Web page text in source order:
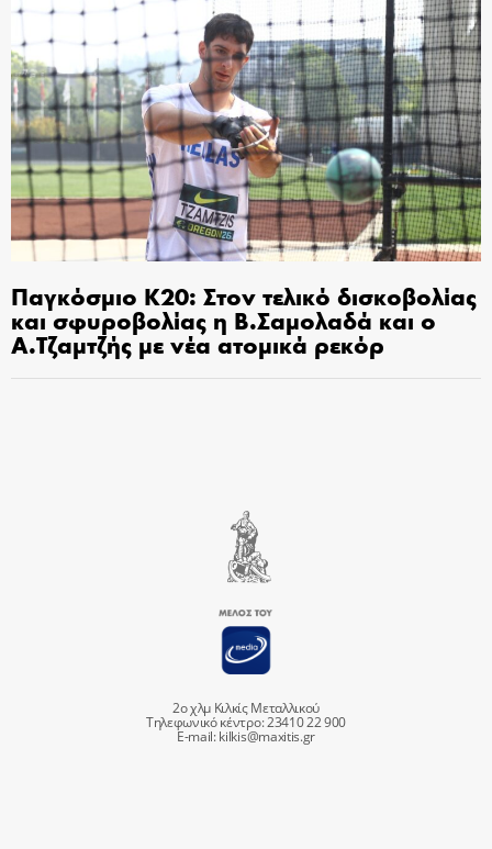
Παγκόσμιο Κ20: Στον τελικό δισκοβολίας
και σφυροβολίας η Β.Σαμολαδά και ο
Α.Τζαμτζής με νέα ατομικά ρεκόρ
2ο χλμ Κιλκίς Μεταλλικού
Τηλεφωνικό κέντρο: 23410 22 900
E-mail:kilkis@maxitis.gr